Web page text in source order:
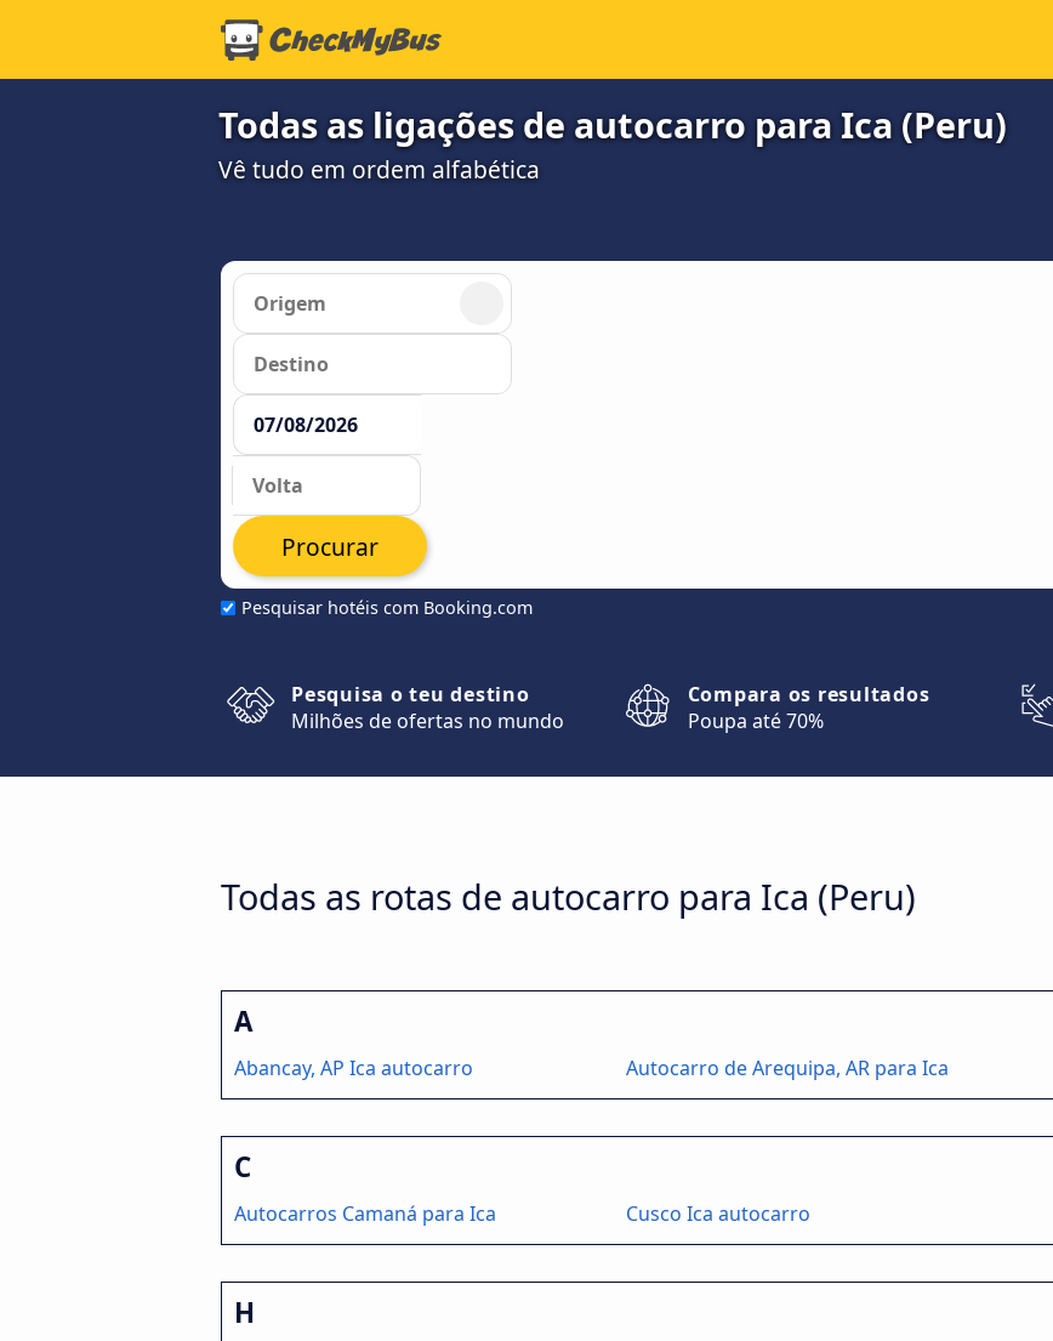
Todas as ligações de autocarro para Ica (Peru)
Vê tudo em ordem alfabética
Pesquisar hotéis com Booking.com
Procurar
Pesquisa o teu destino
Milhões de ofertas no mundo
Compara os resultados
Poupa até 70%
Todas as rotas de autocarro para Ica (Peru)
A
Abancay, AP Ica autocarro Autocarro de Arequipa, AR para Ica
C
Autocarros Camaná para Ica Cusco Ica autocarro
H